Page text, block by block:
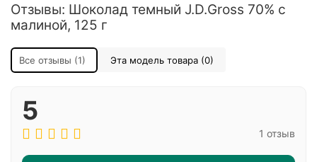
Отзывы: Шоколад темный J.D.Gross 70% c
малиной, 125 г
Все отзывы (1) Эта модель товара (0)
5
1 отзыв